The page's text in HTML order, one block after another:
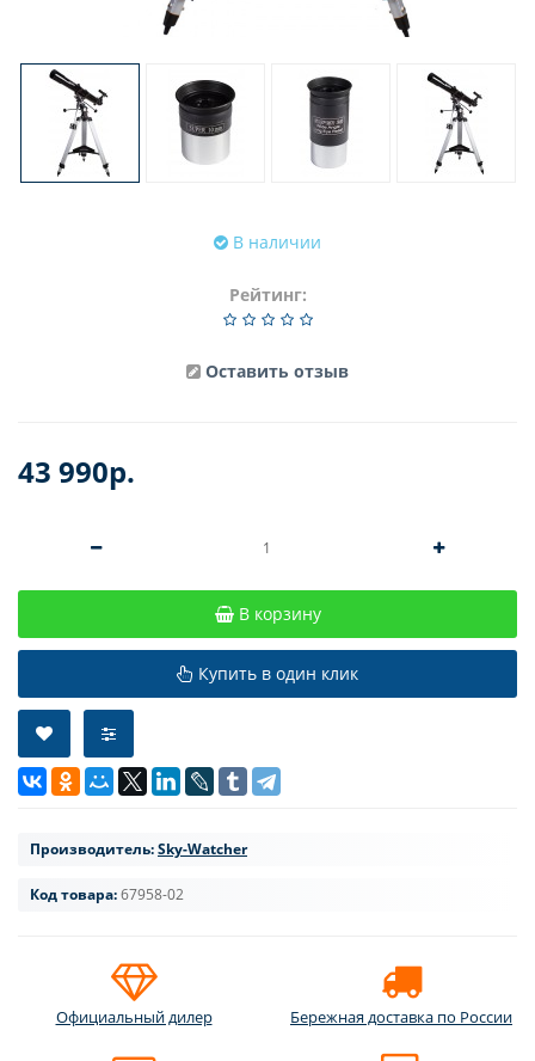
В наличии
Рейтинг:
Оставить отзыв
43 990р.
В корзину
Купить в один клик
Производитель:Sky-Watcher
Код товара:67958-02
Официальный дилер Бережная доставка по России